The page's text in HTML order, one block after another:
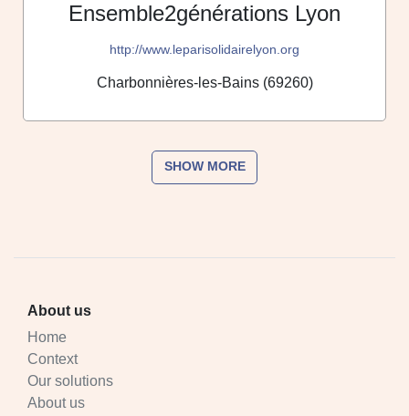
Ensemble2générations Lyon
http://www.leparisolidairelyon.org
Charbonnières-les-Bains (69260)
SHOW MORE
About us
Home
Context
Our solutions
About us